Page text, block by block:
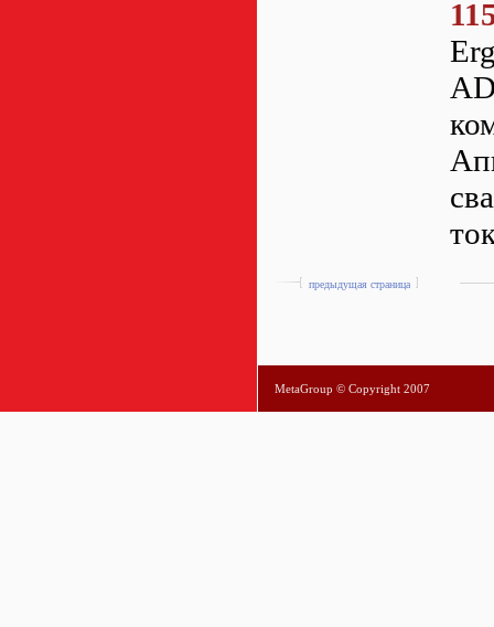
предыдущая страница
MetaGroup © Copyright 2007